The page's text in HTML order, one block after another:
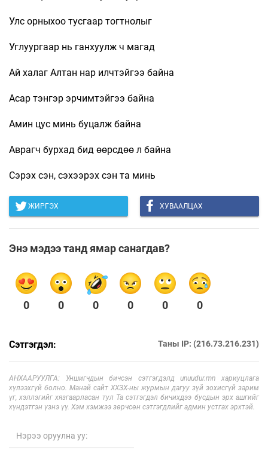
Улс орныхоо тусгаар тогтнолыг
Углуургаар нь ганхуулж ч магад
Ай халаг Алтан нар илчтэйгээ байна
Асар тэнгэр эрчимтэйгээ байна
Амин цус минь буцалж байна
Аврагч бурхад бид өөрсдөө л байна
Сэрэх сэн, сэхээрэх сэн та минь
ЖИРГЭХ ХУВААЛЦАХ
Энэ мэдээ танд ямар санагдав?
0 0 0 0 0 0
Сэтгэгдэл: Таны IP: (216.73.216.231)
АНХААРУУЛГА: Уншигчдын бичсэн сэтгэгдэлд unuudur.mn хариуцлага
хүлээхгүй болно. Манай сайт ХХЗХ-ны журмын дагуу зүй зохисгүй зарим
үг, хэллэгийг хязгаарласан тул Та сэтгэгдэл бичихдээ бусдын эрх ашгийг
хүндэтгэн үзнэ үү. Хэм хэмжээ зөрчсөн сэтгэгдлийг админ устгах эрхтэй.